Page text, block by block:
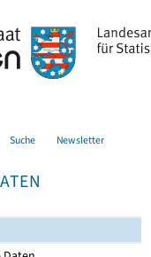
Suche Newsletter